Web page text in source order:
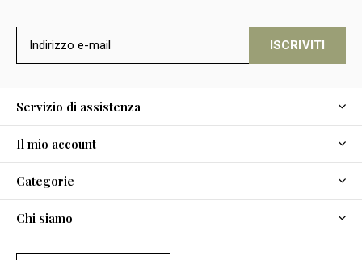
ISCRIVITI
Servizio di assistenza
Il mio account
Categorie
Chi siamo